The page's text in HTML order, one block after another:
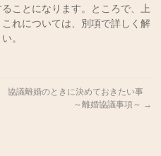
ことになります。ところで、上
れについては、別項で詳しく解
。
協議離婚のときに決めておきたい事
～離婚協議事項～ →